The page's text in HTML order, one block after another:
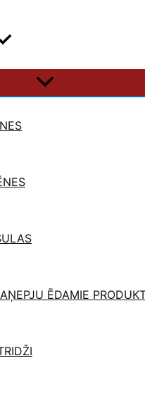
ĒDAMIE